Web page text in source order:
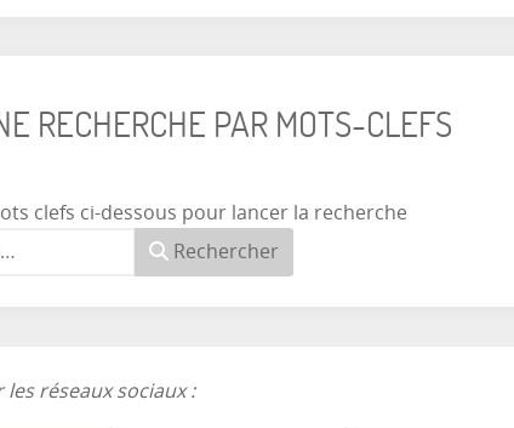
RECHERCHE PAR MOTS-CLEFS
clefs ci-dessous pour lancer la recherche
Rechercher
les réseaux sociaux :